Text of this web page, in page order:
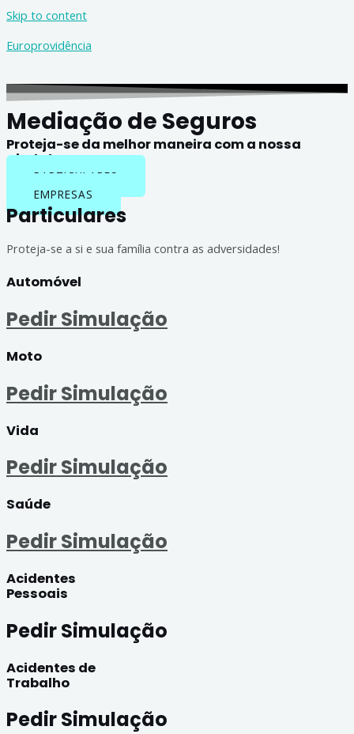
Skip to content
Europrovidência
Mediação de Seguros
Proteja-se da melhor maneira com a nossa
ajuda!
PARTICULARES
EMPRESAS
Particulares
Proteja-se a si e sua família contra as adversidades!
Automóvel
Pedir Simulação
Moto
Pedir Simulação
Vida
Pedir Simulação
Saúde
Pedir Simulação
Acidentes
Pessoais
Pedir Simulação
Acidentes de
Trabalho
Pedir Simulação